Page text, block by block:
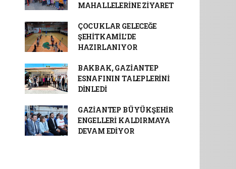
MAHALLELERİNE ZİYARET
ÇOCUKLAR GELECEĞE
ŞEHİTKAMİL’DE
HAZIRLANIYOR
BAKBAK, GAZİANTEP
ESNAFININ TALEPLERİNİ
DİNLEDİ
GAZİANTEP BÜYÜKŞEHİR
ENGELLERİ KALDIRMAYA
DEVAM EDİYOR